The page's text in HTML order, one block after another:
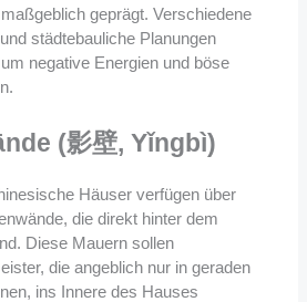
geprägt. Verschiedene
städtebauliche Planungen
negative Energien und böse
(影壁, Yǐngbì)
Häuser verfügen über
die direkt hinter dem
Diese Mauern sollen
die angeblich nur in geraden
ins Innere des Hauses